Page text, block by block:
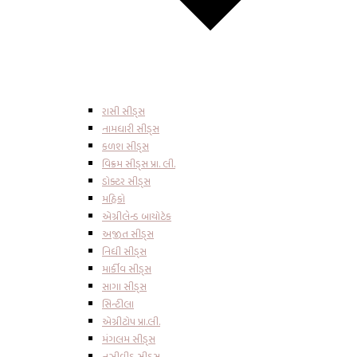
રાસી સીડ્સ
નામધારી સીડ્સ
કળશ સીડ્સ
વિક્રમ સીડ્સ પ્રા. લી.
ડોક્ટર સીડ્સ
મહિકો
એગ્રીલેન્ડ બાયોટેક
અજીત સીડ્સ
નિધી સીડ્સ
માર્કીવ સીડ્સ
સાગા સીડ્સ
સિન્ટીલા
એગ્રીટોપ પ્રા.લી.
મંગલમ સીડ્સ